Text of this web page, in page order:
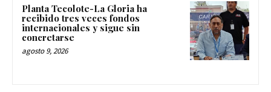
Planta Tecolote-La Gloria ha
recibido tres veces fondos
internacionales y sigue sin
concretarse
agosto 9, 2026